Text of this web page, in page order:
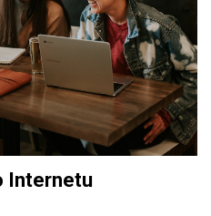
Internetu